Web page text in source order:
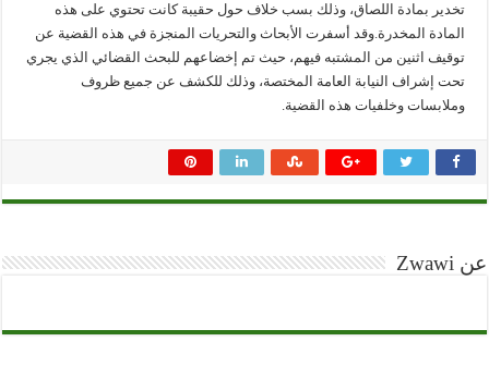
تخدير بمادة اللصاق، وذلك بسب خلاف حول حقيبة كانت تحتوي على هذه
المادة المخدرة.وقد أسفرت الأبحاث والتحريات المنجزة في هذه القضية عن
توقيف اثنين من المشتبه فيهم، حيث تم إخضاعهم للبحث القضائي الذي يجري
تحت إشراف النيابة العامة المختصة، وذلك للكشف عن جميع ظروف
وملابسات وخلفيات هذه القضية.
عن Zwawi